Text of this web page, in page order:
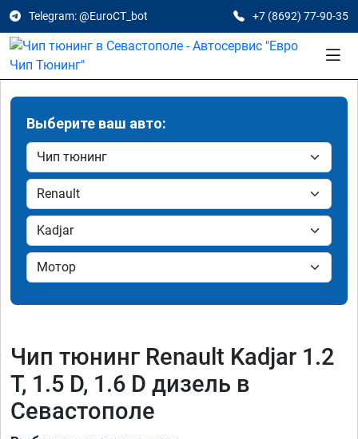
Telegram: @EuroCT_bot +7 (8692) 77-90-35
Выберите ваш авто:
Чип тюнинг Renault Kadjar 1.2
T, 1.5 D, 1.6 D дизель в
Севастополе